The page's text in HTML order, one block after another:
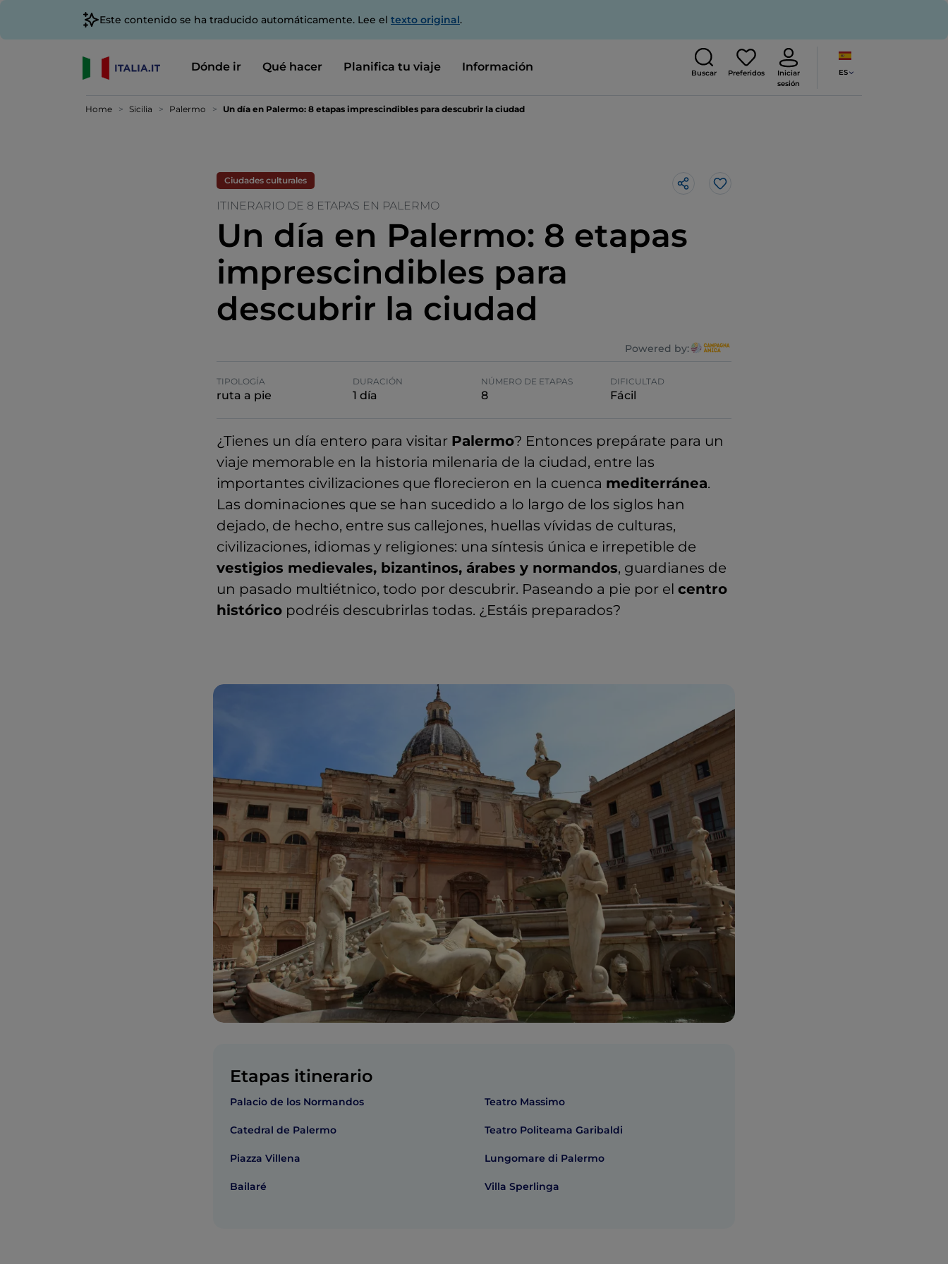
Este contenido se ha traducido automáticamente. Lee el texto original.
Dónde ir Qué hacer Planifica tu viaje Información Buscar Preferidos
Iniciar
sesión
ES
Home Sicilia Palermo Un día en Palermo: 8 etapas imprescindibles para descubrir la ciudad
Ciudades culturales
ITINERARIO DE 8 ETAPAS EN PALERMO
Un día en Palermo: 8 etapas
imprescindibles para
descubrir la ciudad
Powered by:
TIPOLOGÍA
ruta a pie
DURACIÓN
1 día
NÚMERO DE ETAPAS
8
DIFICULTAD
Fácil
¿Tienes un día entero para visitar Palermo? Entonces prepárate para un
viaje memorable en la historia milenaria de la ciudad, entre las
importantes civilizaciones que florecieron en la cuenca mediterránea.
Las dominaciones que se han sucedido a lo largo de los siglos han
dejado, de hecho, entre sus callejones, huellas vívidas de culturas,
civilizaciones, idiomas y religiones: una síntesis única e irrepetible de
vestigios medievales, bizantinos, árabes y normandos, guardianes de
un pasado multiétnico, todo por descubrir. Paseando a pie por el centro
histórico podréis descubrirlas todas. ¿Estáis preparados?
Me gusta
Etapas itinerario
Palacio de los Normandos
Catedral de Palermo
Piazza Villena
Bailaré
Teatro Massimo
Teatro Politeama Garibaldi
Lungomare di Palermo
Villa Sperlinga